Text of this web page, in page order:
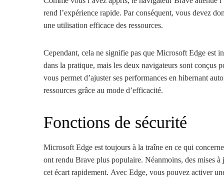
rend l’expérience rapide. Par conséquent, vous devez
une utilisation efficace des ressources.
Cependant, cela ne signifie pas que Microsoft Edge est
dans la pratique, mais les deux navigateurs sont
vous permet d’ajuster ses performances en hibernant
ressources grâce au mode d’efficacité.
Fonctions de sécurité
Microsoft Edge est toujours à la traîne en ce qui
ont rendu Brave plus populaire. Néanmoins, des mises
cet écart rapidement. Avec Edge, vous pouvez activer